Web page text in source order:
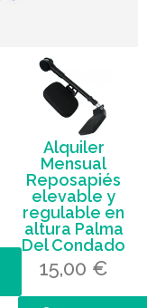
Alquiler
Mensual
Reposapiés
elevable y
regulable en
altura Palma
Del Condado
15,00 €